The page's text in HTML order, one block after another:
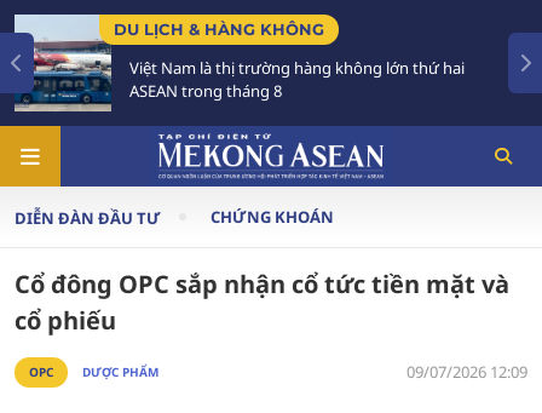
DU LỊCH & HÀNG KHÔNG
Việt Nam là thị trường hàng không lớn thứ hai
ASEAN trong tháng 8
DIỄN ĐÀN ĐẦU TƯ CHỨNG KHOÁN
Cổ đông OPC sắp nhận cổ tức tiền mặt và
cổ phiếu
OPC DƯỢC PHẨM 09/07/2026 12:09